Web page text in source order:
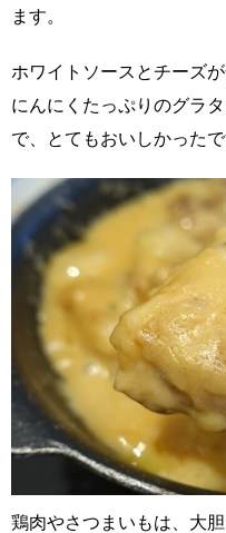
ます。
ホワイトソースとチーズ
にんにくたっぷりのグラ
で、とてもおいしかったで
鶏肉やさつまいもは、大